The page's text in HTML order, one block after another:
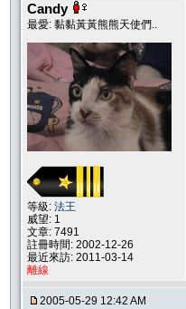
Candy
最愛: 黏黏黃黃熊熊天使們..
等級: 法王
威望: 1
文章: 7491
註冊時間: 2002-12-26
最近來訪: 2011-03-14
離線
2005-05-29 12:42 AM